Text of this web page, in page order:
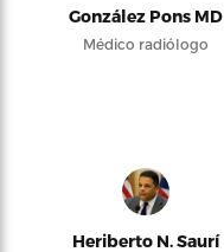
González Pons MD
Médico radiólogo
Heriberto N. Saurí